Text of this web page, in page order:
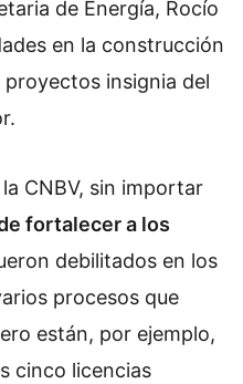
de Energía, Rocío
en la construcción
proyectos insignia del
CNBV, sin importar
fortalecer a los
debilitados en los
procesos que
están, por ejemplo,
cinco licencias